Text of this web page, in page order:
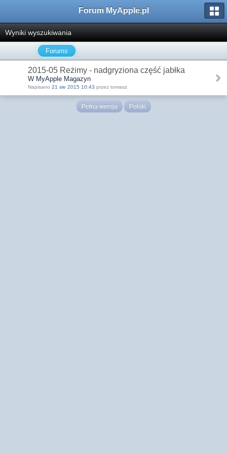
Forum MyApple.pl
Wyniki wyszukiwania
Forums
2015-05 Reżimy - nadgryziona część jabłka
W MyApple Magazyn
Napisano 21 sie 2015 10:43 przez tomasz
Pełna wersja Polski